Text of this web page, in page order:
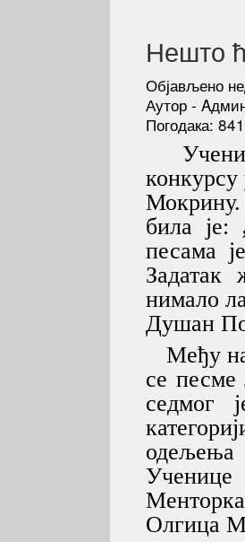
Нешто
Објављено
Аутор -
Погодака: 841
била је:
песама
Задатак
нимало
Душан
Међу
се песме
седмог
Олгица